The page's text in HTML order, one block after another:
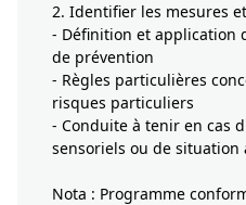
2. Identifier les mesures
- Définition et application
de prévention
- Règles particulières
risques particuliers
- Conduite à tenir en cas
sensoriels ou de situation
Nota : Programme